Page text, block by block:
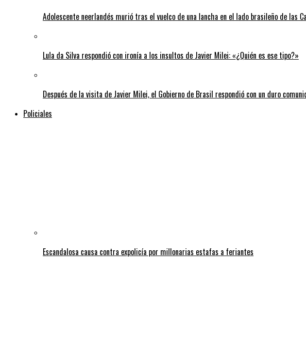
Adolescente neerlandés murió tras el vuelco de una lancha en el lado brasileño de las
Lula da Silva respondió con ironía a los insultos de Javier Milei: «¿Quién es ese tipo?»
Después de la visita de Javier Milei, el Gobierno de Brasil respondió con un duro
Policiales
Escandalosa causa contra expolicía por millonarias estafas a feriantes